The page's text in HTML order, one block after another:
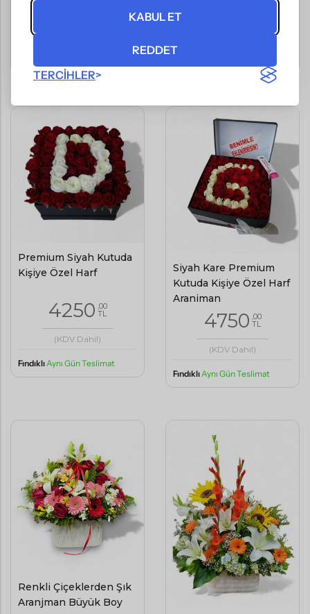
KABUL ET
REDDET
TERCIHLER
Premium Siyah Kutuda
Kişiye Özel Harf
4250 ,00
TL
(KDV Dahil)
FındıklıAynı Gün Teslimat
Siyah Kare Premium
Kutuda Kişiye Özel Harf
Aranjman
4750 ,00
TL
(KDV Dahil)
Fındıklı Aynı Gün Teslimat
Renkli Çiçeklerden Şık
Aranjman Büyük Boy